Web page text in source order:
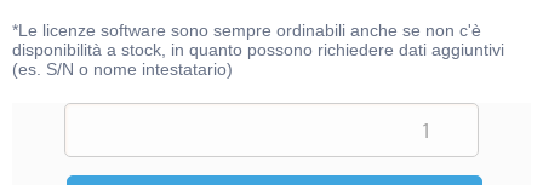
*Le licenze software sono sempre ordinabili anche se non c'è
disponibilità a stock, in quanto possono richiedere dati aggiuntivi
(es. S/N o nome intestatario)